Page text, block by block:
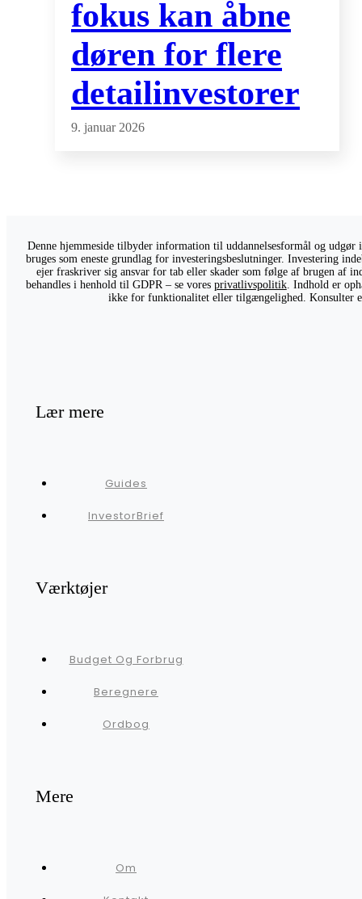
fokus kan åbne
døren for flere
detailinvestorer
9. januar 2026
Denne hjemmeside tilbyder information til uddannelsesformål og
bruges som eneste grundlag for investeringsbeslutninger. Investering
ejer fraskriver sig ansvar for tab eller skader som følge af brugen af
behandles i henhold til GDPR – se vores privatlivspolitik. Indhold er
ikke for funktionalitet eller tilgængelighed. Konsulter
Lær mere
Guides
InvestorBrief
Værktøjer
Budget Og Forbrug
Beregnere
Ordbog
Mere
Om